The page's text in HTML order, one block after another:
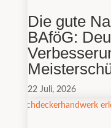
Die gute
BAföG:
22 Juli, 2026